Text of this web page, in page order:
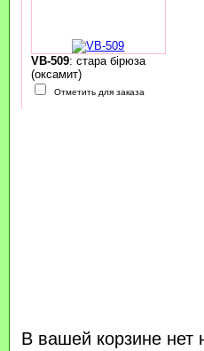
VB-509: стара бірюза
(оксамит)
Отметить для заказа
В вашей корзине нет